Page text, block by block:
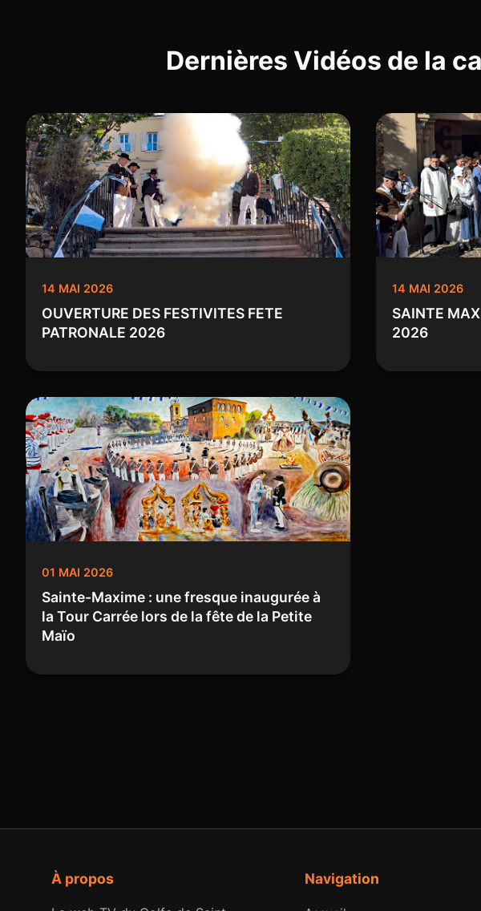
Dernières Vidéos de la
14 MAI 2026
OUVERTURE DES FESTIVITES FETE
PATRONALE 2026
14 MAI 2026
SAINTE
2026
01 MAI 2026
Sainte-Maxime : une fresque inaugurée à
la Tour Carrée lors de la fête de la Petite
Maïo
À propos Navigation